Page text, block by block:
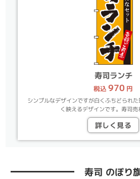
寿司ランチ
税込 970 円
シンプルなデザインですが白くふちどられ
く映えるデザインです。寿司売
詳しく見る
寿司 のぼり